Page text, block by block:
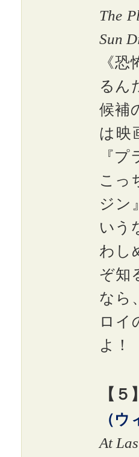
The
Sun
《
るん
候補
は映
『
こっ
ジン
いう
わし
ぞ知
なら
ロイ
よ！
【５
（
At